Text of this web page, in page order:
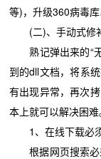
等)，升级360病毒库
(二)、手动式修补
熟记弹出来的“
到的dll文档，将系
有出现异常，再次
本上就可以解决困难
1、在线下载必
根据网页搜索必